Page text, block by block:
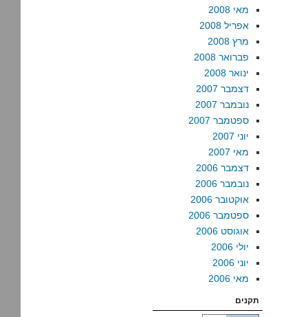
מאי 2008
אפריל 2008
מרץ 2008
פברואר 2008
ינואר 2008
דצמבר 2007
נובמבר 2007
ספטמבר 2007
יוני 2007
מאי 2007
דצמבר 2006
נובמבר 2006
אוקטובר 2006
ספטמבר 2006
אוגוסט 2006
יולי 2006
יוני 2006
מאי 2006
תקנים